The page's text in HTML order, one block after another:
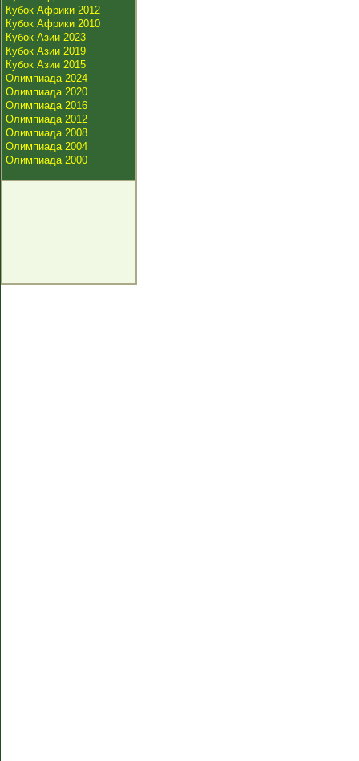
Кубок Африки 2012
Кубок Африки 2010
Кубок Азии 2023
Кубок Азии 2019
Кубок Азии 2015
Олимпиада 2024
Олимпиада 2020
Олимпиада 2016
Олимпиада 2012
Олимпиада 2008
Олимпиада 2004
Олимпиада 2000